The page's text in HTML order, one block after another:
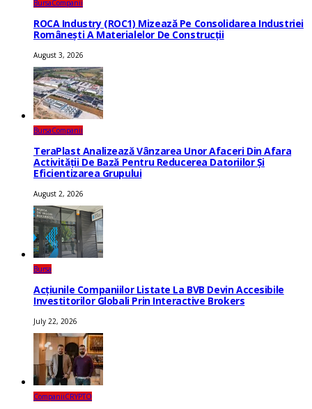
BursaCompanii
ROCA Industry (ROC1) Mizează Pe Consolidarea Industriei
Românești A Materialelor De Construcții
August 3, 2026
BursaCompanii
TeraPlast Analizează Vânzarea Unor Afaceri Din Afara
Activității De Bază Pentru Reducerea Datoriilor Și
Eficientizarea Grupului
August 2, 2026
Bursa
Acțiunile Companiilor Listate La BVB Devin Accesibile
Investitorilor Globali Prin Interactive Brokers
July 22, 2026
CompaniiCRYPTO